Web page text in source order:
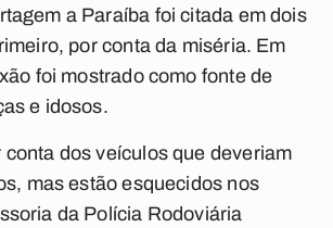
a Paraíba foi citada em dois
por conta da miséria. Em
foi mostrado como fonte de
e idosos.
conta dos veículos que deveriam
mas estão esquecidos nos
da Polícia Rodoviária